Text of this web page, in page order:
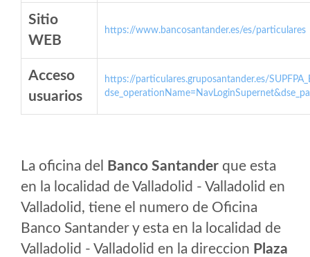
Sitio
WEB
https://www.bancosantander.es/es/particulares
Acceso
usuarios
https://particulares.gruposantander.es/
La oficina del Banco Santander que esta
en la localidad de Valladolid - Valladolid en
Valladolid, tiene el numero de Oficina
Banco Santander y esta en la localidad de
Valladolid - Valladolid en la direccion Plaza